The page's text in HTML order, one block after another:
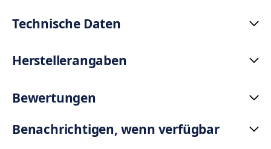
Technische Daten
Herstellerangaben
Bewertungen
Benachrichtigen, wenn verfügbar